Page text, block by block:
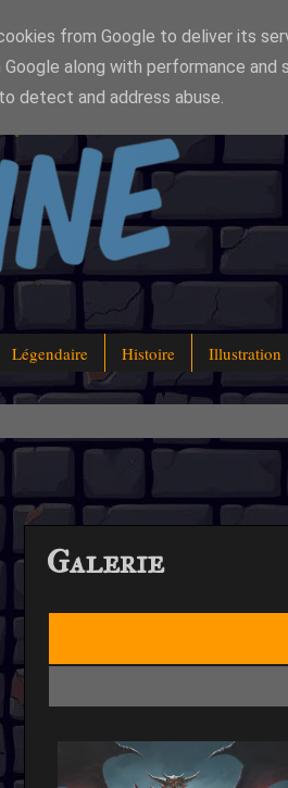
Légendaire Histoire Illustration
Galerie
from Google to deliver its
Google along with performance
detect and address abuse.